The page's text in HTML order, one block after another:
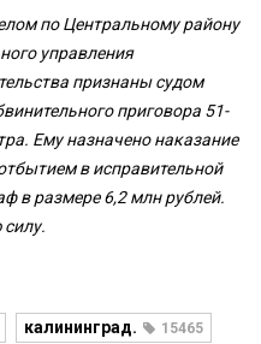
по Центральному району
управления
признаны судом
приговора 51-
Ему назначено наказание
в исправительной
в размере 6,2 млн рублей.
калининград. 15465